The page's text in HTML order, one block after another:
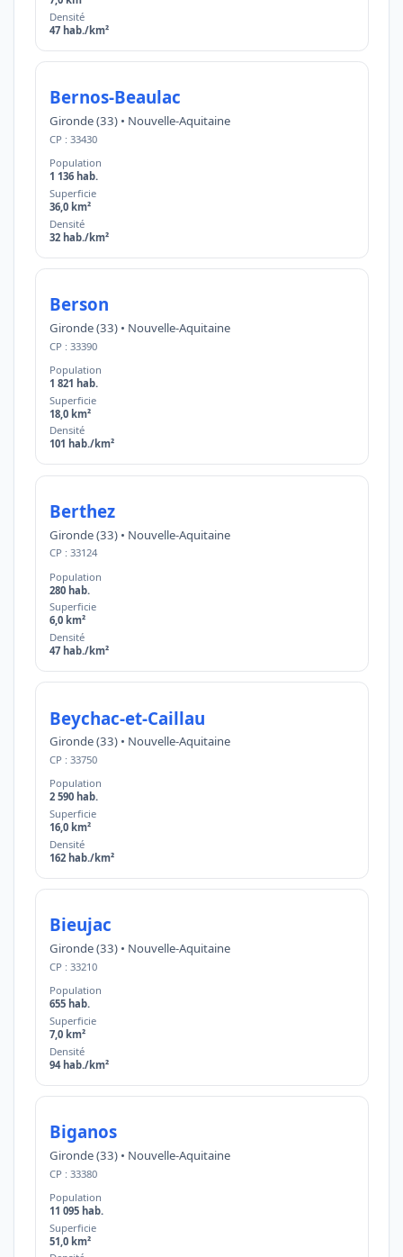
Densité
47 hab./km²
Bernos-Beaulac
Gironde (33) • Nouvelle-Aquitaine
CP : 33430
Population
1 136 hab.
Superficie
36,0 km²
Densité
32 hab./km²
Berson
Gironde (33) • Nouvelle-Aquitaine
CP : 33390
Population
1 821 hab.
Superficie
18,0 km²
Densité
101 hab./km²
Berthez
Gironde (33) • Nouvelle-Aquitaine
CP : 33124
Population
280 hab.
Superficie
6,0 km²
Densité
47 hab./km²
Beychac-et-Caillau
Gironde (33) • Nouvelle-Aquitaine
CP : 33750
Population
2 590 hab.
Superficie
16,0 km²
Densité
162 hab./km²
Bieujac
Gironde (33) • Nouvelle-Aquitaine
CP : 33210
Population
655 hab.
Superficie
7,0 km²
Densité
94 hab./km²
Biganos
Gironde (33) • Nouvelle-Aquitaine
CP : 33380
Population
11 095 hab.
Superficie
51,0 km²